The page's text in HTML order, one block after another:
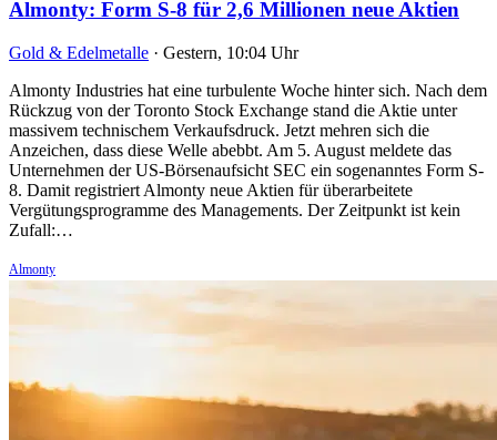
Almonty: Form S-8 für 2,6 Millionen neue Aktien
Gold & Edelmetalle · Gestern, 10:04 Uhr
Almonty Industries hat eine turbulente Woche hinter sich. Nach dem
Rückzug von der Toronto Stock Exchange stand die Aktie unter
massivem technischem Verkaufsdruck. Jetzt mehren sich die
Anzeichen, dass diese Welle abebbt. Am 5. August meldete das
Unternehmen der US-Börsenaufsicht SEC ein sogenanntes Form S-
8. Damit registriert Almonty neue Aktien für überarbeitete
Vergütungsprogramme des Managements. Der Zeitpunkt ist kein
Zufall:…
Almonty